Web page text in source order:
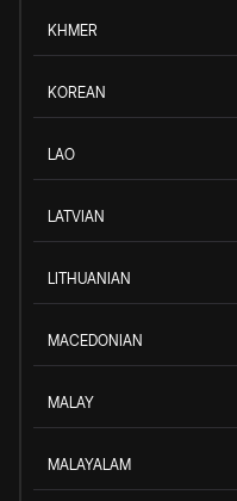
KHMER
KOREAN
LAO
LATVIAN
LITHUANIAN
MACEDONIAN
MALAY
MALAYALAM